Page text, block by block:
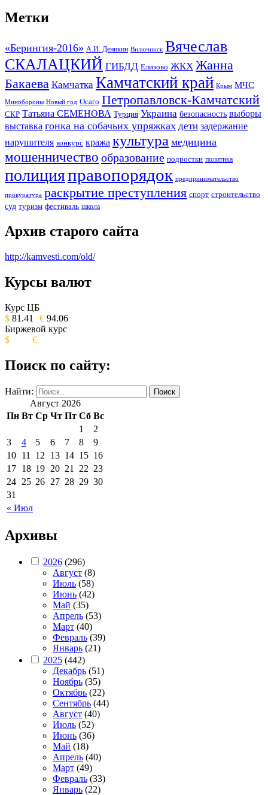
Метки
«Берингия-2016» А.И. Деникин Вилючинск Вячеслав
СКАЛАЦКИЙ ГИБДД Елизово ЖКХ Жанна
Бакаева Камчатка Камчатский край Крым МЧС
Минобороны Новый год Осаго Петропавловск-Камчатский
СКР Татьяна СЕМЕНОВА Турция Украина безопасность выборы
выставка гонка на собачьих упряжках дети задержание
нарушителя конкурс кража культура медицина
мошенничество образование подростки политика
полицияправопорядок предпринимательство
прокуратура раскрытие преступления спорт строительство
суд туризм фестиваль школа
Архив старого сайта
http://kamvesti.com/old/
ОБЩЕСТВЕННО-ПОЛИТИЧЕСКОЕ
ИЗДАНИЕ КАМЧАТСКОГО КРАЯ.
Курсы валют
Курс ЦБ
$ 81.41 € 94.06
Биржевой курс
$
€
Поиск по сайту:
Найти:
Август 2026
Пн Вт Ср Чт Пт Сб Вс
« Июл
1
2
3
4 5 6 7 8
9
10 11 12 13 14 15 16
17 18 19 20 21 22 23
24 25 26 27 28 29 30
31
Архивы
2026 (296)
Август (8)
Июль (58)
Июнь (42)
Май (35)
Апрель (53)
Март (40)
Февраль (39)
Январь (21)
2025 (442)
Декабрь (51)
Ноябрь (35)
Октябрь (22)
Сентябрь (44)
Август (40)
Июль (52)
Июнь (36)
Май (18)
Апрель (40)
Март (49)
Февраль (33)
Январь (22)